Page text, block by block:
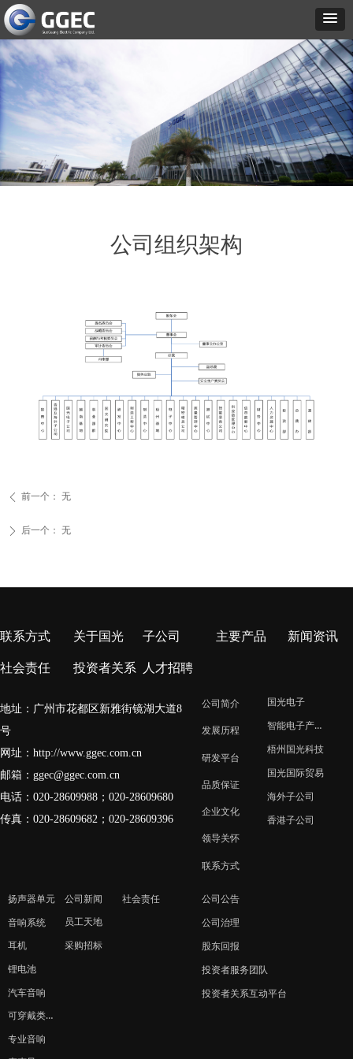
公司组织架构
ꄴ 前一个： 无
ꄲ 后一个： 无
关于国光
公司简介
发展历程
研发平台
品质保证
企业文化
领导关怀
联系方式
国光电子
智能电子产业园
梧州国光科技
国光国际贸易
海外子公司
香港子公司
子公司
公司新闻
员工天地
采购招标
新闻资讯
扬声器单元
音响系统
耳机
锂电池
汽车音响
可穿戴类产品
专业音响
主要产品
公司公告
公司治理
股东回报
投资者服务团队
投资者关系互动平台
投资者关系 人才招聘
地址：广州市花都区新雅街镜湖大道8
号
网址： http://www.ggec.com.cn
邮箱： ggec@ggec.com.cn
电话：020-28609988； 020-28609680
传真：020-28609682；020-28609396
联系方式
社会责任
社会责任